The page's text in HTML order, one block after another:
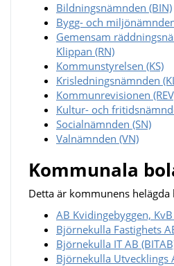
Bildningsnämnden (BIN)
Bygg- och
Gemensam
Klippan (RN)
Kommunstyrelsen (KS)
Krisledningsnämnden
Kommunrevisionen
Kultur- och
Socialnämnden (SN)
Valnämnden (VN)
Kommunala
Detta är kommunens helägda
AB Kvidingebyggen,
Björnekulla Fastighets
Björnekulla IT AB
Björnekulla Utvecklings